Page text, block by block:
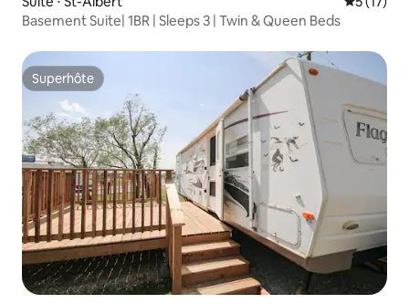
Basement Suite| 1BR | Sleeps 3 | Twin & Queen Beds
Superhôte
Superhôte